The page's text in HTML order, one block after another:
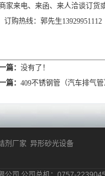
家来电、来函、来人洽谈订货
订购热线：郭先生13929951112
篇： 没有了！
篇： 409不锈钢管（汽车排气管
剂厂家 异形砂光设备